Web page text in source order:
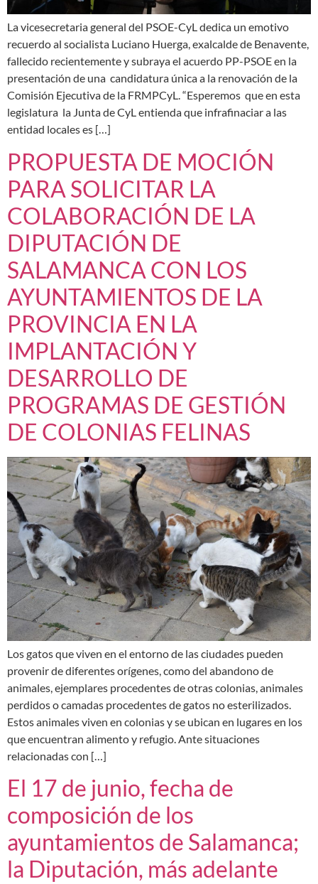
La vicesecretaria general del PSOE-CyL dedica un emotivo
recuerdo al socialista Luciano Huerga, exalcalde de Benavente,
fallecido recientemente y subraya el acuerdo PP-PSOE en la
presentación de una candidatura única a la renovación de la
Comisión Ejecutiva de la FRMPCyL. “Esperemos que en esta
legislatura la Junta de CyL entienda que infrafinaciar a las
entidad locales es […]
PROPUESTA DE MOCIÓN
PARA SOLICITAR LA
COLABORACIÓN DE LA
DIPUTACIÓN DE
SALAMANCA CON LOS
AYUNTAMIENTOS DE LA
PROVINCIA EN LA
IMPLANTACIÓN Y
DESARROLLO DE
PROGRAMAS DE GESTIÓN
DE COLONIAS FELINAS
Los gatos que viven en el entorno de las ciudades pueden
provenir de diferentes orígenes, como del abandono de
animales, ejemplares procedentes de otras colonias, animales
perdidos o camadas procedentes de gatos no esterilizados.
Estos animales viven en colonias y se ubican en lugares en los
que encuentran alimento y refugio. Ante situaciones
relacionadas con […]
El 17 de junio, fecha de
composición de los
ayuntamientos de Salamanca;
la Diputación, más adelante